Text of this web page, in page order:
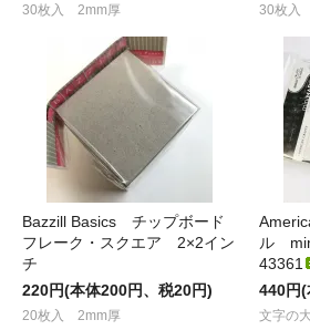
30枚入 2mm厚 30枚入
Bazzill Basics チップボード
フレーク・スクエア 2×2イン
チ
220円(本体200円、税20円)
20枚入 2mm厚
ル
43361
440円(
文字の